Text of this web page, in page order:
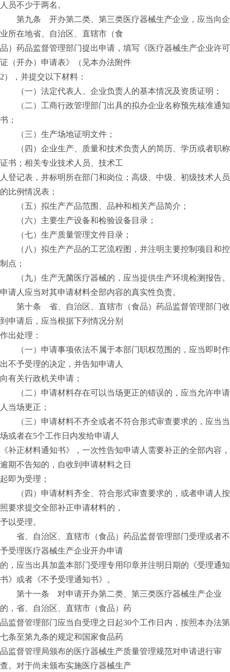
人员不少于两名。
第九条 开办第二类、第三类医疗器械生产企业，应当向企
业所在地省、自治区、直辖市（食
品）药品监督管理部门提出申请，填写《医疗器械生产企业许可
证（开办）申请表》（见本办法附件
2），并提交以下材料：
（一）法定代表人、企业负责人的基本情况及资质证明；
（二）工商行政管理部门出具的拟办企业名称预先核准通知
书；
（三）生产场地证明文件；
（四）企业生产、质量和技术负责人的简历、学历或者职称
证书；相关专业技术人员、技术工
人登记表，并标明所在部门和岗位；高级、中级、初级技术人员
的比例情况表；
（五）拟生产产品范围、品种和相关产品简介；
（六）主要生产设备和检验设备目录；
（七）生产质量管理文件目录；
（八）拟生产产品的工艺流程图，并注明主要控制项目和控
制点；
（九）生产无菌医疗器械的，应当提供生产环境检测报告。
申请人应当对其申请材料全部内容的真实性负责。
第十条 省、自治区、直辖市（食品）药品监督管理部门收
到申请后，应当根据下列情况分别
作出处理：
（一）申请事项依法不属于本部门职权范围的，应当即时作
出不予受理的决定，并告知申请人
向有关行政机关申请；
（二）申请材料存在可以当场更正的错误的，应当允许申请
人当场更正；
（三）申请材料不齐全或者不符合形式审查要求的，应当当
场或者在5个工作日内发给申请人
《补正材料通知书》，一次性告知申请人需要补正的全部内容，
逾期不告知的，自收到申请材料之日
起即为受理；
（四）申请材料齐全、符合形式审查要求的，或者申请人按
照要求提交全部补正申请材料的，
予以受理。
省、自治区、直辖市（食品）药品监督管理部门受理或者不
予受理医疗器械生产企业开办申请
的，应当出具加盖本部门受理专用印章并注明日期的《受理通知
书》或者《不予受理通知书》。
第十一条 对申请开办第二类、第三类医疗器械生产企业
的，省、自治区、直辖市（食品）药
品监督管理部门应当自受理之日起30个工作日内，按照本办法第
七条至第九条的规定和国家食品药
品监督管理局颁布的医疗器械生产质量管理规范对申请进行审
查。对于尚未颁布实施医疗器械生产